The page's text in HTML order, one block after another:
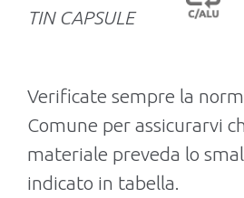
TIN CAPSULE
Verificate sempre la
Comune per assicurarvi
materiale preveda lo
indicato in tabella.